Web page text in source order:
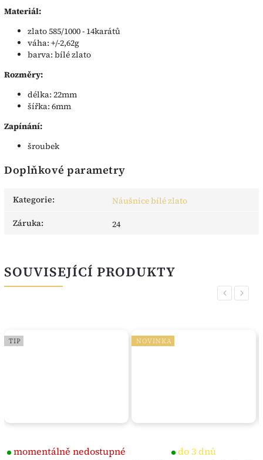
Materiál:
zlato 585/1000 - 14karátů
váha: +/-2,62g
barva: bílé zlato
Rozměry:
délka: 22mm
šířka: 6mm
Zapínání:
šroubek
Doplňkové parametry
Kategorie:
Náušnice bílé zlato
Záruka: 24
SOUVISEJÍCÍ PRODUKTY
Previous
TIP
momentálně nedostupné
NOVINKA
do 3 dnů
Next